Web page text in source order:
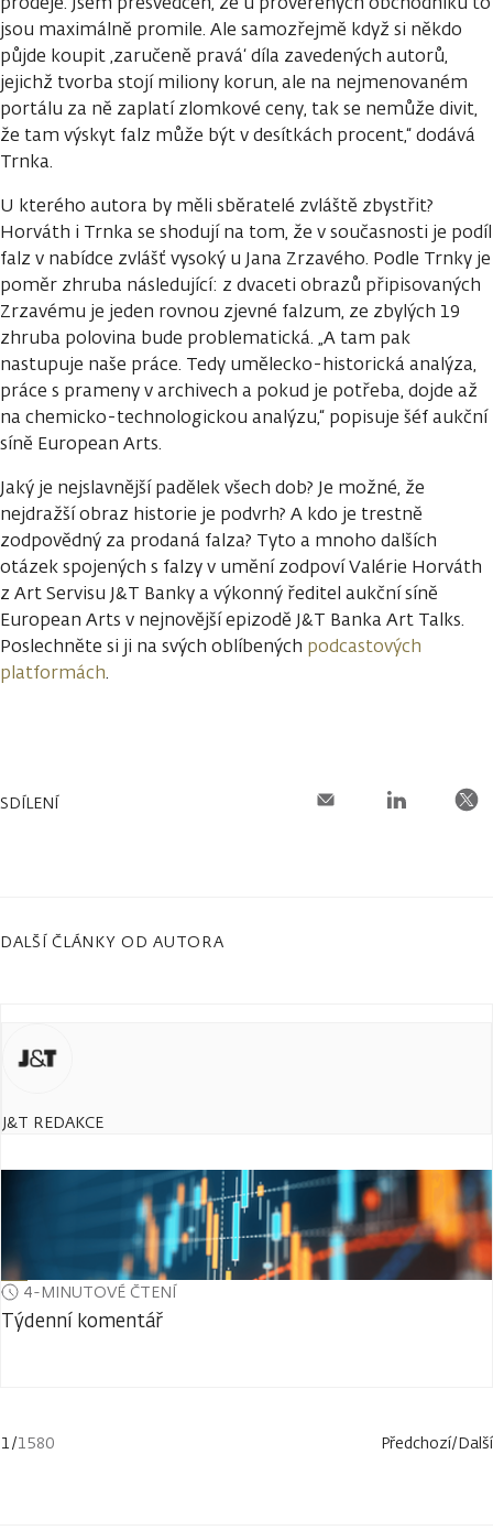
jsou maximálně promile. Ale samozřejmě když si někdo
půjde koupit ‚zaručeně pravá‘ díla zavedených autorů,
jejichž tvorba stojí miliony korun, ale na nejmenovaném
portálu za ně zaplatí zlomkové ceny, tak se nemůže divit,
že tam výskyt falz může být v desítkách procent,“ dodává
Trnka.
U kterého autora by měli sběratelé zvláště zbystřit?
Horváth i Trnka se shodují na tom, že v současnosti je podíl
falz v nabídce zvlášť vysoký u Jana Zrzavého. Podle Trnky je
poměr zhruba následující: z dvaceti obrazů připisovaných
Zrzavému je jeden rovnou zjevné falzum, ze zbylých 19
zhruba polovina bude problematická. „A tam pak
nastupuje naše práce. Tedy umělecko-historická analýza,
práce s prameny v archivech a pokud je potřeba, dojde až
na chemicko-technologickou analýzu,“ popisuje šéf aukční
síně European Arts.
Jaký je nejslavnější padělek všech dob? Je možné, že
nejdražší obraz historie je podvrh? A kdo je trestně
zodpovědný za prodaná falza? Tyto a mnoho dalších
otázek spojených s falzy v umění zodpoví Valérie Horváth
z Art Servisu J&T Banky a výkonný ředitel aukční síně
European Arts v nejnovější epizodě J&T Banka Art Talks.
Poslechněte si ji na svých oblíbených podcastových
platformách.
SDÍLENÍ
DALŠÍ ČLÁNKY OD AUTORA
J&T REDAKCE
4-MINUTOVÉ ČTENÍ
Týdenní komentář
1/1580 Předchozí/Další